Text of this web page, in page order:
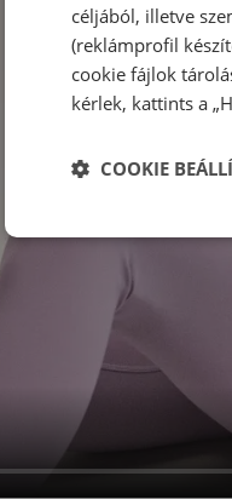
céljából, illetve
(reklámprofil
cookie fájlok
kérlek, kattints a
COOKIE